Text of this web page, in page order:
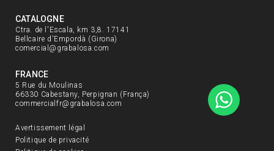
CATALOGNE
Ctra. de l'Escala, km 3,8. 17141
Bellcaire d'Empordà (Girona)
comercial@grabalosa.com
FRANCE
5 Rue du Moulinas
66330 Cabestany, Perpignan (França)
commercialfr@grabalosa.com
Avertissement légal
Politique de privacité